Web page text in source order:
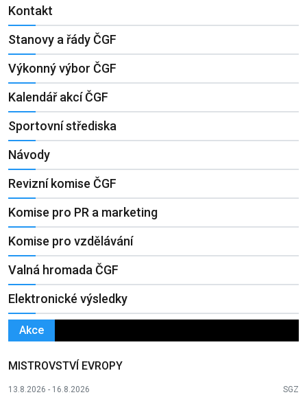
Kontakt
Stanovy a řády ČGF
Výkonný výbor ČGF
Kalendář akcí ČGF
Sportovní střediska
Návody
Revizní komise ČGF
Komise pro PR a marketing
Komise pro vzdělávání
Valná hromada ČGF
Elektronické výsledky
Akce
MISTROVSTVÍ EVROPY
13.8.2026 - 16.8.2026 SGZ